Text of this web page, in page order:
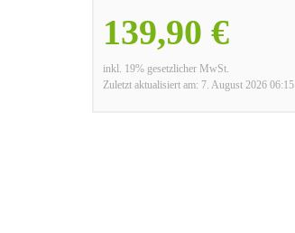
139,90 €
inkl. 19% gesetzlicher MwSt.
Zuletzt aktualisiert am: 7. August 2026 06:15